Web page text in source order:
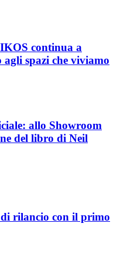
continua a
spazi che viviamo
allo Showroom
del libro di Neil
rilancio con il primo